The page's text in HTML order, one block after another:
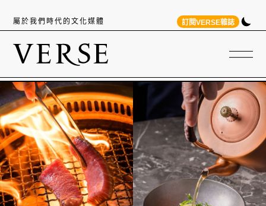
屬於我們時代的文化媒體 訂閱VERSE雜誌